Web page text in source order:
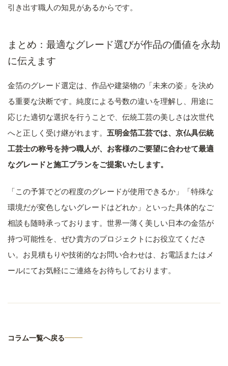
引き出す職人の知見があるからです。
まとめ：最適なグレード選びが作品の価値を永劫
に伝えます
金箔のグレード選定は、作品や建築物の「未来の姿」を決め
る重要な決断です。純度による号数の違いを理解し、用途に
応じた適切な選択を行うことで、伝統工芸の美しさは次世代
へと正しく受け継がれます。 五明金箔工芸では、京仏具伝統
工芸士の称号を持つ職人が、お客様のご要望に合わせて最適
なグレードと施工プランをご提案いたします。
「この予算でどの程度のグレードが使用できるか」「特殊な
環境だが変色しないグレードはどれか」といった具体的なご
相談も随時承っております。世界一薄く美しい日本の金箔が
持つ可能性を、ぜひ貴方のプロジェクトにお役立てくださ
い。お見積もりや技術的なお問い合わせは、お電話またはメ
ールにてお気軽にご連絡をお待ちしております。
コラム一覧へ戻る